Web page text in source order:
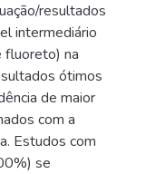
resultados
intermediário
fluoreto) na
ótimos
de maior
com a
Estudos com
se